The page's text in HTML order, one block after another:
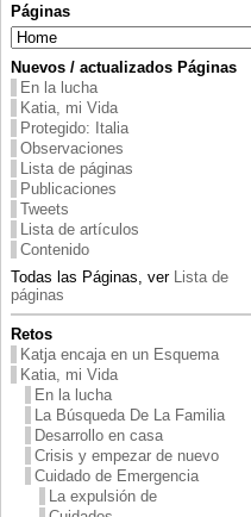
Páginas
Nuevos / actualizados Páginas
En la lucha
Katia, mi Vida
Protegido: Italia
Observaciones
Lista de páginas
Publicaciones
Tweets
Lista de artículos
Contenido
Todas las Páginas, ver
Lista de
páginas
Retos
Katja encaja en un Esquema
Katia, mi Vida
En la lucha
La Búsqueda De La Familia
Desarrollo en casa
Crisis y empezar de nuevo
Cuidado de Emergencia
La expulsión de